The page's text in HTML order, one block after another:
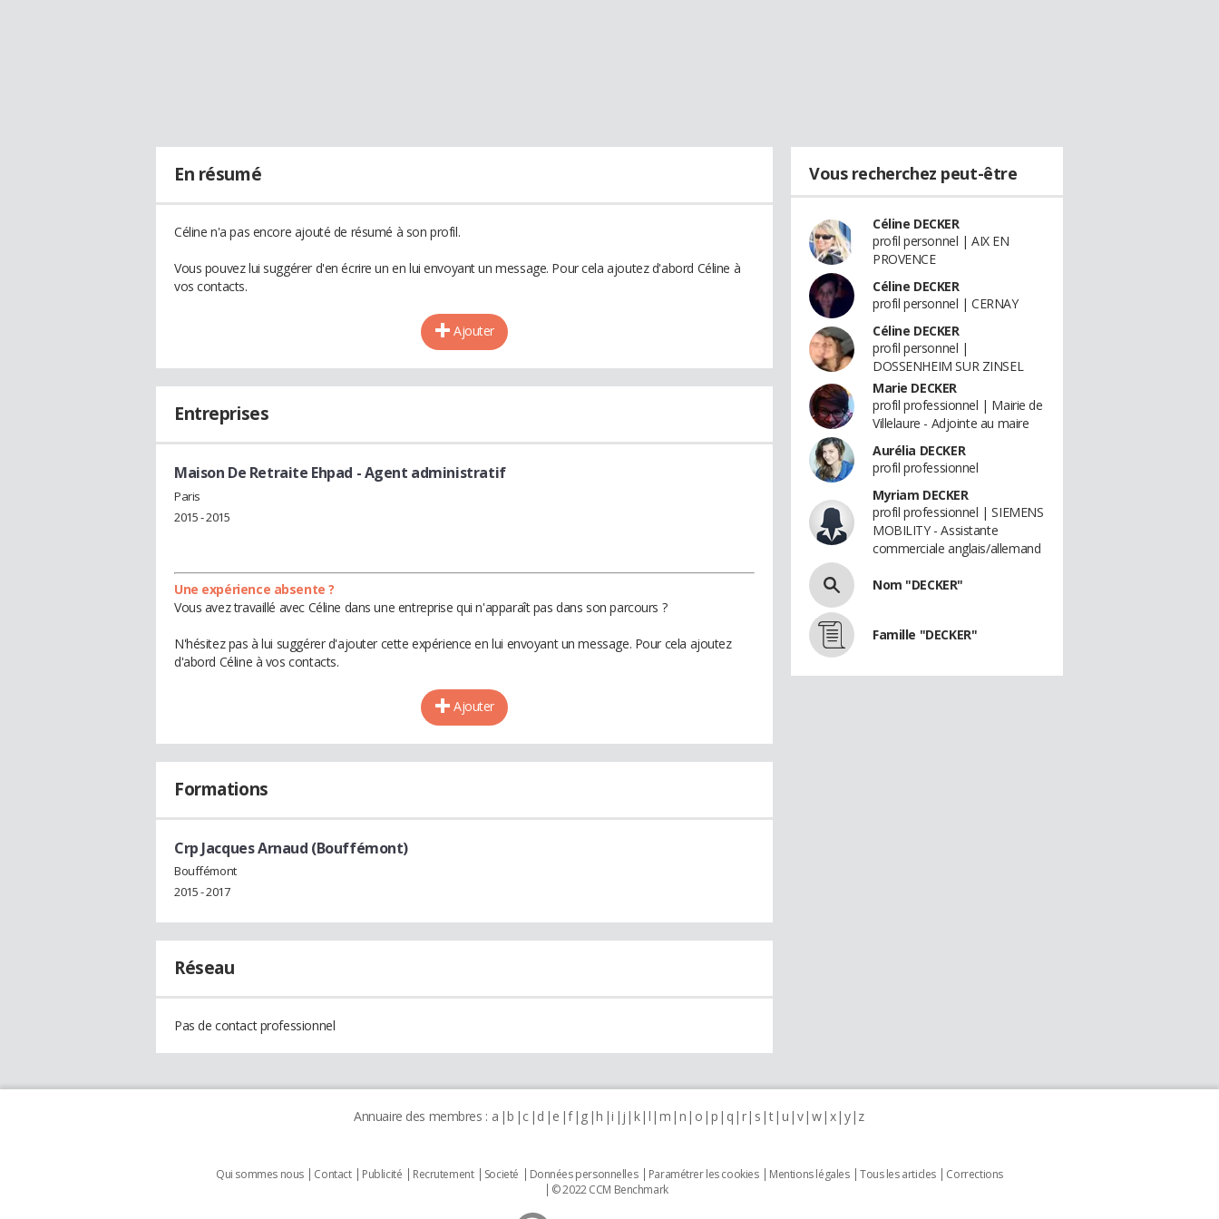
En résumé
Céline n'a pas encore ajouté de résumé à son profil.
Vous pouvez lui suggérer d'en écrire un en lui envoyant un message. Pour cela ajoutez d'abord Céline à
vos contacts.
Ajouter
Entreprises
Maison De Retraite Ehpad - Agent administratif
Paris
2015 - 2015
Une expérience absente ?
Vous avez travaillé avec Céline dans une entreprise qui n'apparaît pas dans son parcours ?
N'hésitez pas à lui suggérer d'ajouter cette expérience en lui envoyant un message. Pour cela ajoutez
d'abord Céline à vos contacts.
Ajouter
Formations
Crp Jacques Arnaud (Bouffémont)
Bouffémont
2015 - 2017
Réseau
Pas de contact professionnel
Vous recherchez peut-être
Céline DECKER
profil personnel | AIX EN
PROVENCE
Céline DECKER
profil personnel | CERNAY
Céline DECKER
profil personnel |
DOSSENHEIM SUR ZINSEL
Marie DECKER
profil professionnel | Mairie de
Villelaure - Adjointe au maire
Aurélia DECKER
profil professionnel
Myriam DECKER
profil professionnel | SIEMENS
MOBILITY - Assistante
commerciale anglais/allemand
Nom "DECKER"
Famille "DECKER"
Annuaire des membres : a b c d e f g h i j k l m n o p q r s t u v w x y z
Qui sommes nous Contact Publicité Recrutement Societé Données personnelles Paramétrer les cookies Mentions légales Tous les articles
Corrections
© 2022 CCM Benchmark